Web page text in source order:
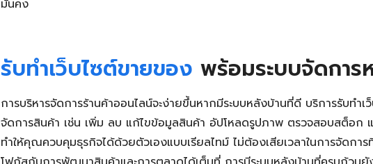
มั่นคง
รับทำเว็บไซต์ขายของ พร้อมระบบจัดการ
การบริหารจัดการร้านค้าออนไลน์จะง่ายขึ้นหากมีระบบหลังบ้านที่ดี บริการรับทำ
จัดการสินค้า เช่น เพิ่ม ลบ แก้ไขข้อมูลสินค้า อัปโหลดรูปภาพ ตรวจสอบสต็อก
ทำให้คุณควบคุมธุรกิจได้ด้วยตัวเองแบบเรียลไทม์ ไม่ต้องเสียเวลาในการจัดก